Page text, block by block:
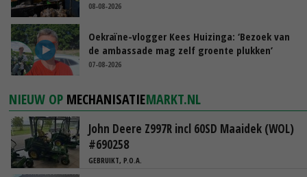
08-08-2026
Oekraïne-vlogger Kees Huizinga: ‘Bezoek van
de ambassade mag zelf groente plukken’
07-08-2026
NIEUW OP MECHANISATIEMARKT.NL
John Deere Z997R incl 60SD Maaidek (WOL)
#690258
GEBRUIKT, P.O.A.